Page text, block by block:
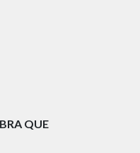
QUE